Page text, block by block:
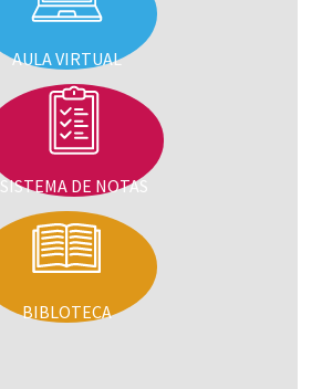
AULA VIRTUAL
SISTEMA DE NOTAS
BIBLOTECA